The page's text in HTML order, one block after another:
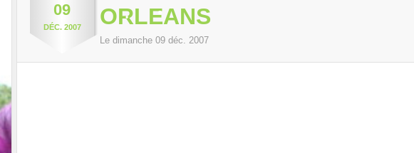
09
DÉC. 2007 ORLEANS
Le dimanche 09 déc. 2007
•
•